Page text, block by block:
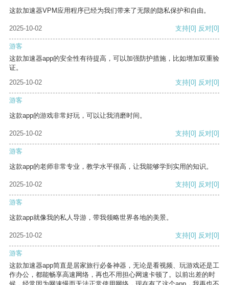
这款加速器VPM应用程序已经为我们带来了无限的隐私保护和自由。
2025-10-02 支持[0] 反对[0]
游客
这款加速器app的安全性有待提高，可以加强防护措施，比如增加双重验
证。
2025-10-02
支持[0] 反对[0]
游客
这款app的游戏非常好玩，可以让我消磨时间。
2025-10-02 支持[0] 反对[0]
游客
这款app的老师非常专业，教学水平很高，让我能够学到实用的知识。
2025-10-02 支持[0] 反对[0]
游客
这款app就像我的私人导游，带我领略世界各地的美景。
2025-10-02 支持[0] 反对[0]
游客
这款加速器app简直是居家旅行必备神器，无论是看视频、玩游戏还是工
作办公，都能畅享高速网络，再也不用担心网速卡顿了。以前出差的时